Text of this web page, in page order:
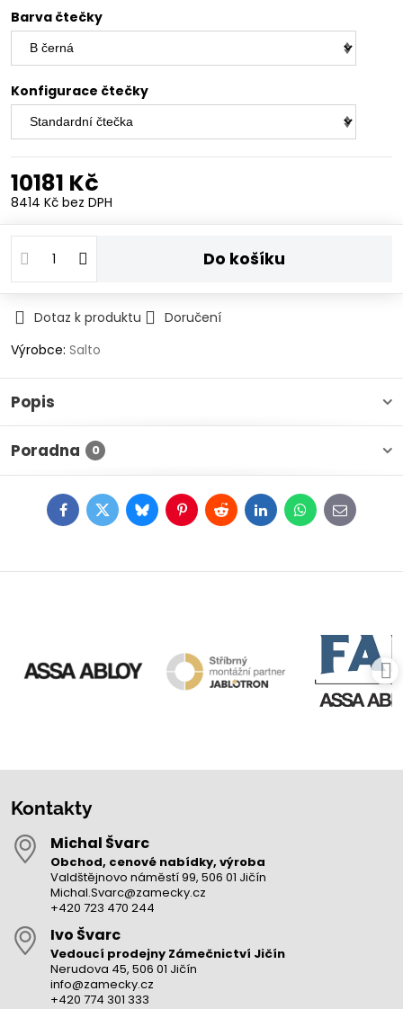
Barva čtečky
Konfigurace čtečky
10181 Kč
8414 Kč bez DPH
Do košíku
Dotaz k produktu
Doručení
Výrobce: Salto
Popis
Poradna 0
FacebookTwitterBlueskyPinterestRedditLinkedInWhatsApp
E-
mail
Kontakty
Michal Švarc
Obchod, cenové nabídky, výroba
Valdštějnovo náměstí 99, 506 01 Jičín
Michal.Svarc@zamecky.cz
+420 723 470 244
Ivo Švarc
Vedoucí prodejny Zámečnictví Jičín
Nerudova 45, 506 01 Jičín
info@zamecky.cz
+420 774 301 333